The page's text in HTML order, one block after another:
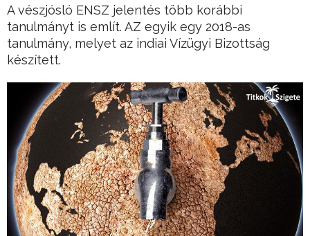
A vészjósló ENSZ jelentés több korábbi
tanulmányt is említ. AZ egyik egy 2018-as
tanulmány, melyet az indiai Vízügyi Bizottság
készített.